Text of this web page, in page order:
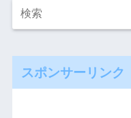
スポンサーリンク